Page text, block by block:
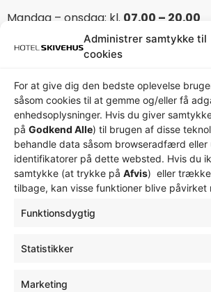
Administrer samtykke til
cookies
For at give dig den bedste oplevelse
såsom cookies til at gemme og/eller få
enhedsoplysninger. Hvis du giver
på Godkend Alle) til brugen af ​​disse
behandle data såsom browseradfærd eller
identifikatorer på dette websted. Hvis du
samtykke (at trykke på Afvis) eller
tilbage, kan visse funktioner blive påvirket
Funktionsdygtig
Statistikker
Marketing
Mandag – onsdag: kl. 07.00 – 20.00
Torsdag – fredag: kl.07.00 – 18.00
Lørdag: kl.08.00 – 18.00
Check-in fra kl. 14.00
Check-ud senest kl. 11.00
Hvis du ankommer uden for
åbningstid, så kontakt os
Kontakt
+45 97 52 11 44
Privatlivspolitik